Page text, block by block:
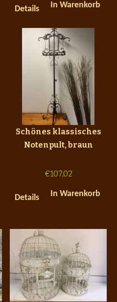
Details In Warenkorb
Schönes klassisches
Notenpult, braun
€107,02
Details In Warenkorb